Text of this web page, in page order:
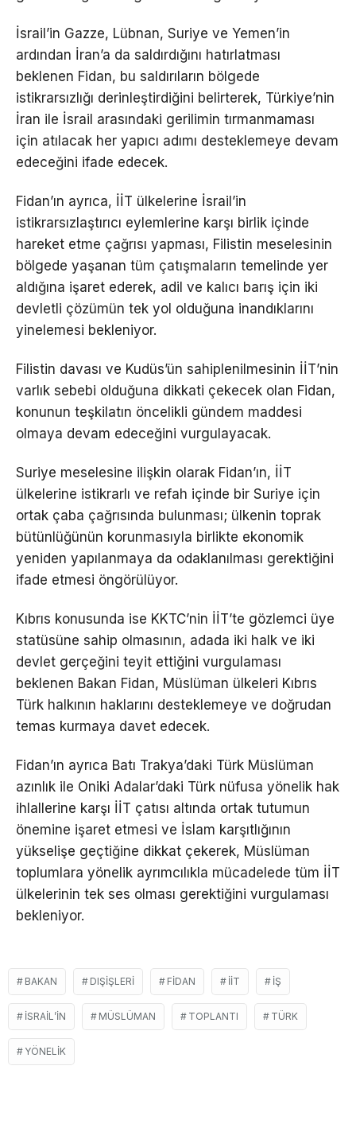
İsrail’in Gazze, Lübnan, Suriye ve Yemen’in
ardından İran’a da saldırdığını hatırlatması
beklenen Fidan, bu saldırıların bölgede
istikrarsızlığı derinleştirdiğini belirterek, Türkiye’nin
İran ile İsrail arasındaki gerilimin tırmanmaması
için atılacak her yapıcı adımı desteklemeye devam
edeceğini ifade edecek.
Fidan’ın ayrıca, İİT ülkelerine İsrail’in
istikrarsızlaştırıcı eylemlerine karşı birlik içinde
hareket etme çağrısı yapması, Filistin meselesinin
bölgede yaşanan tüm çatışmaların temelinde yer
aldığına işaret ederek, adil ve kalıcı barış için iki
devletli çözümün tek yol olduğuna inandıklarını
yinelemesi bekleniyor.
Filistin davası ve Kudüs’ün sahiplenilmesinin İİT’nin
varlık sebebi olduğuna dikkati çekecek olan Fidan,
konunun teşkilatın öncelikli gündem maddesi
olmaya devam edeceğini vurgulayacak.
Suriye meselesine ilişkin olarak Fidan’ın, İİT
ülkelerine istikrarlı ve refah içinde bir Suriye için
ortak çaba çağrısında bulunması; ülkenin toprak
bütünlüğünün korunmasıyla birlikte ekonomik
yeniden yapılanmaya da odaklanılması gerektiğini
ifade etmesi öngörülüyor.
Kıbrıs konusunda ise KKTC’nin İİT’te gözlemci üye
statüsüne sahip olmasının, adada iki halk ve iki
devlet gerçeğini teyit ettiğini vurgulaması
beklenen Bakan Fidan, Müslüman ülkeleri Kıbrıs
Türk halkının haklarını desteklemeye ve doğrudan
temas kurmaya davet edecek.
Fidan’ın ayrıca Batı Trakya’daki Türk Müslüman
azınlık ile Oniki Adalar’daki Türk nüfusa yönelik hak
ihlallerine karşı İİT çatısı altında ortak tutumun
önemine işaret etmesi ve İslam karşıtlığının
yükselişe geçtiğine dikkat çekerek, Müslüman
toplumlara yönelik ayrımcılıkla mücadelede tüm İİT
ülkelerinin tek ses olması gerektiğini vurgulaması
bekleniyor.
BAKAN DIŞIŞLERI FIDAN İİT IŞ
İSRAIL’IN MÜSLÜMAN TOPLANTI TÜRK
YÖNELIK